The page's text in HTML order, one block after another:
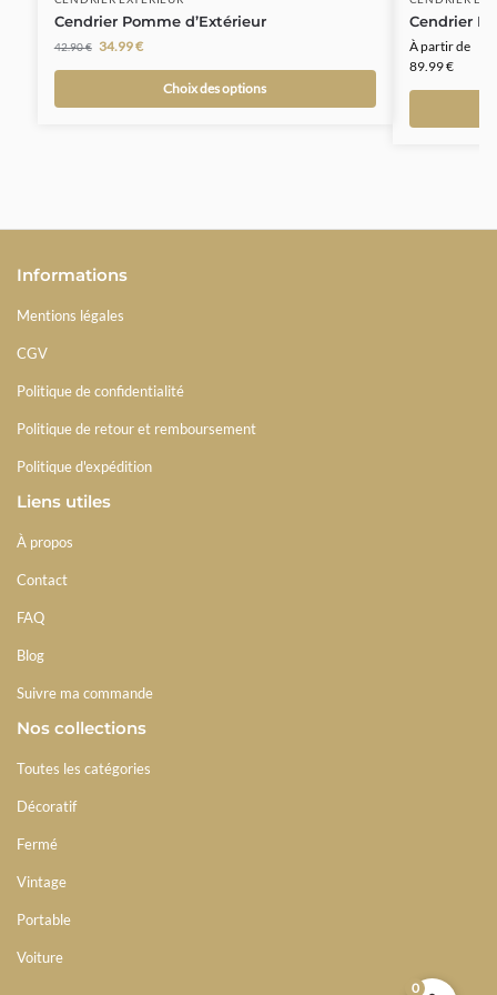
Cendrier Pomme d’Extérieur
42.90€ 34.99€
Choix des options
Cendrier
À partir de
89.99€
0
Informations
Mentions légales
CGV
Politique de confidentialité
Politique de retour et remboursement
Politique d'expédition
Liens utiles
À propos
Contact
FAQ
Blog
Suivre ma commande
Nos collections
Toutes les catégories
Décoratif
Fermé
Vintage
Portable
Voiture